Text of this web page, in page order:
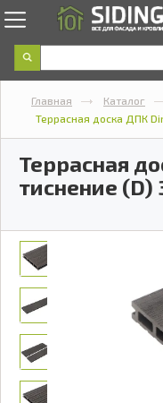
Главная Каталог
Террасная доска ДПК
Террасная
тиснение (D)